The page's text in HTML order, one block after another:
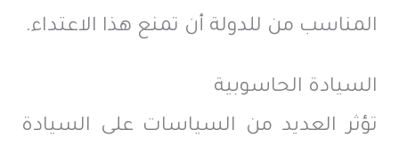
المناسب من للدولة أن تمنع هذا الاعتداء.
السيادة الحاسوبية
تؤثر العديد من السياسات على السيادة